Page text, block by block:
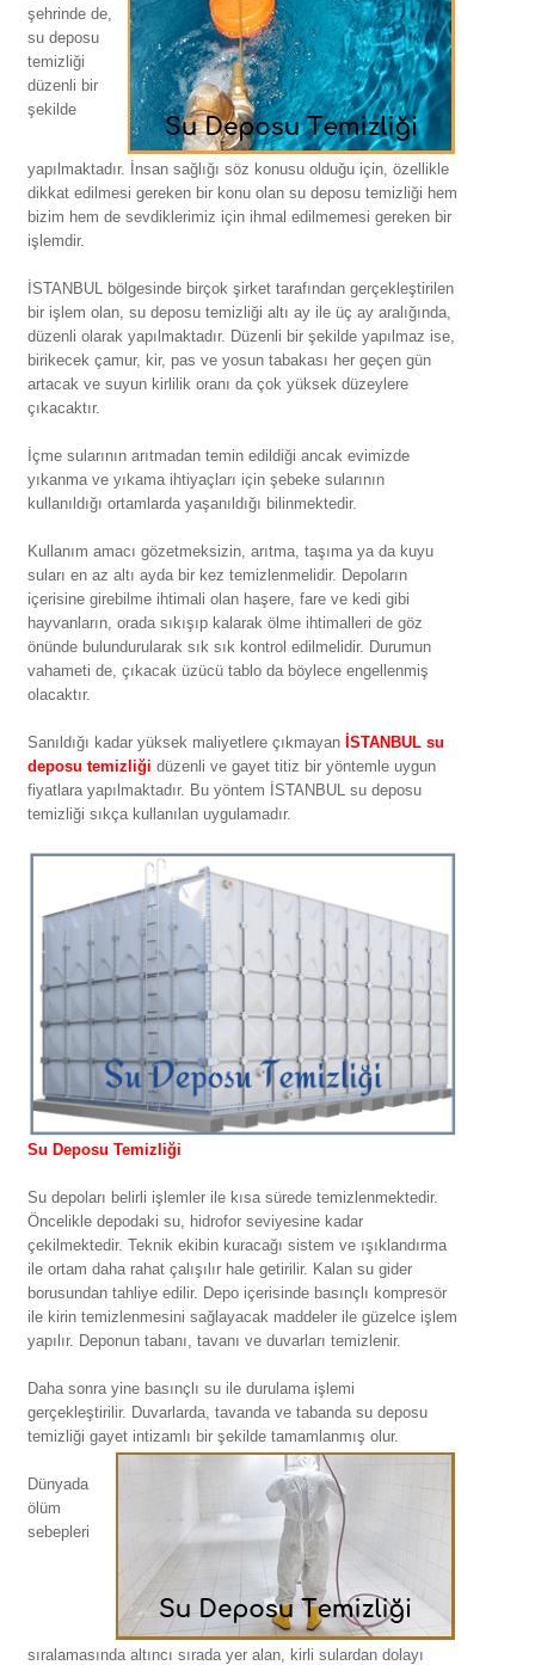
şehrinde de,
su deposu
temizliği
düzenli bir
şekilde
yapılmaktadır. İnsan sağlığı söz konusu olduğu için, özellikle
dikkat edilmesi gereken bir konu olan su deposu temizliği ​​​​hem
bizim hem de sevdiklerimiz için ihmal edilmemesi gereken bir
işlemdir.
İSTANBUL bölgesinde birçok şirket tarafından gerçekleştirilen
bir işlem olan, su deposu temizliği altı ay ile üç ay aralığında,
düzenli olarak yapılmaktadır. Düzenli bir şekilde yapılmaz ise,
birikecek çamur, kir, pas ve yosun tabakası her geçen gün
artacak ve suyun kirlilik oranı da çok yüksek düzeylere
çıkacaktır.
İçme sularının arıtmadan temin edildiği ancak evimizde
yıkanma ve yıkama ihtiyaçları için şebeke sularının
kullanıldığı ortamlarda yaşanıldığı bilinmektedir.
Kullanım amacı gözetmeksizin, arıtma, taşıma ya da kuyu
suları en az altı ayda bir kez temizlenmelidir. Depoların
içerisine girebilme ihtimali olan haşere, fare ve kedi gibi
hayvanların, orada sıkışıp kalarak ölme ihtimalleri de göz
önünde bulundurularak sık sık kontrol edilmelidir. Durumun
vahameti de, çıkacak üzücü tablo da böylece engellenmiş
olacaktır.
Sanıldığı kadar yüksek maliyetlere çıkmayan İSTANBUL su
deposu temizliği düzenli ve gayet titiz bir yöntemle uygun
fiyatlara yapılmaktadır. Bu yöntem İSTANBUL su deposu
temizliği sıkça kullanılan uygulamadır.
Su Deposu Temizliği
Su depoları belirli işlemler ile kısa sürede temizlenmektedir.
Öncelikle depodaki su, hidrofor seviyesine kadar
çekilmektedir. Teknik ekibin kuracağı sistem ve ışıklandırma
ile ortam daha rahat çalışılır hale getirilir. Kalan su gider
borusundan tahliye edilir. Depo içerisinde basınçlı kompresör
ile kirin temizlenmesini sağlayacak maddeler ile güzelce işlem
yapılır. Deponun tabanı, tavanı ve duvarları temizlenir.
Daha sonra yine basınçlı su ile durulama işlemi
gerçekleştirilir. Duvarlarda, tavanda ve tabanda su deposu
temizliği gayet intizamlı bir şekilde tamamlanmış olur.
Dünyada
ölüm
sebepleri
sıralamasında altıncı sırada yer alan, kirli sulardan dolayı